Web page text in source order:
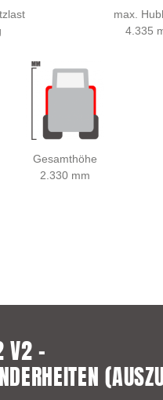
max.
4.335
Gesamthöhe
2.330 mm
V2 –